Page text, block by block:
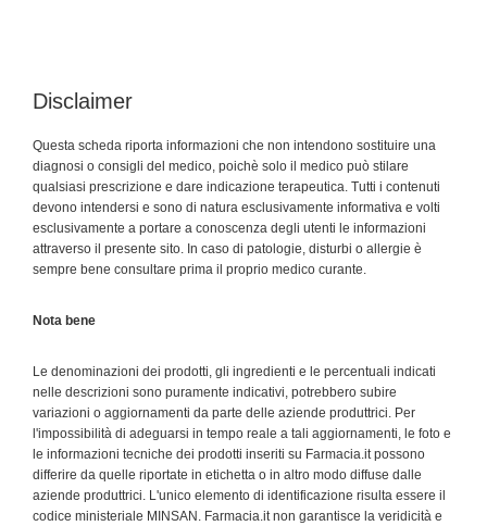
Disclaimer
Questa scheda riporta informazioni che non intendono sostituire una
diagnosi o consigli del medico, poichè solo il medico può stilare
qualsiasi prescrizione e dare indicazione terapeutica. Tutti i contenuti
devono intendersi e sono di natura esclusivamente informativa e volti
esclusivamente a portare a conoscenza degli utenti le informazioni
attraverso il presente sito. In caso di patologie, disturbi o allergie è
sempre bene consultare prima il proprio medico curante.
Nota bene
Le denominazioni dei prodotti, gli ingredienti e le percentuali indicati
nelle descrizioni sono puramente indicativi, potrebbero subire
variazioni o aggiornamenti da parte delle aziende produttrici. Per
l'impossibilità di adeguarsi in tempo reale a tali aggiornamenti, le foto e
le informazioni tecniche dei prodotti inseriti su Farmacia.it possono
differire da quelle riportate in etichetta o in altro modo diffuse dalle
aziende produttrici. L'unico elemento di identificazione risulta essere il
codice ministeriale MINSAN. Farmacia.it non garantisce la veridicità e